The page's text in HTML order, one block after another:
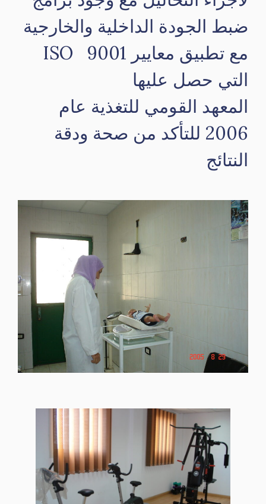
ضبط الجودة الداخلية والخارجية
مع تطبيق معايير ISO 9001
التي حصل عليها
المعهد القومي للتغذية عام
2006 للتأكد من صحة ودقة
النتائج